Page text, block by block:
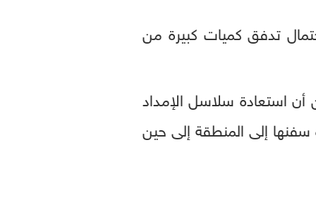
تدفق كميات كبيرة من
استعادة سلاسل الإمداد
إلى المنطقة إلى حين